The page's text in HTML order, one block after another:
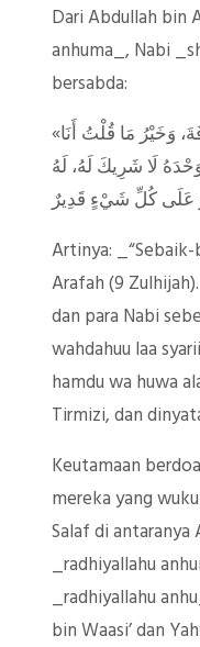
Dari Abdullah bin
anhuma_, Nabi
bersabda:
«خَيْرُ الدُّعَاءِ دُعَاءُ يَوْمِ عَرَفَةَ، وَخَيْرُ مَا قُلْتُ أَنَا
وَحْدَهُ لَا شَرِيكَ لَهُ، لَهُ
Artinya:
Arafah (9
dan para Nabi
wahdahuu laa
hamdu wa huwa
Tirmizi, dan
Keutamaan
mereka yang
Salaf di
_radhiyallahu
_radhiyallahu
bin Waasi’ dan